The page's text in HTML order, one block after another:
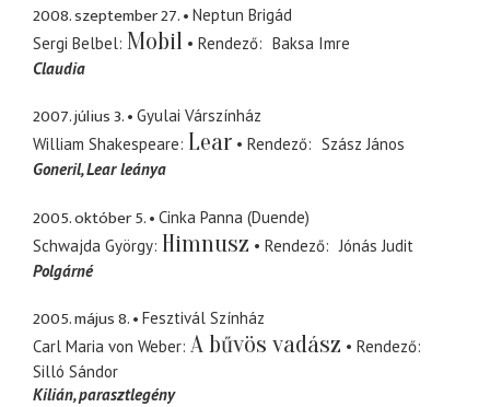
2008. szeptember 27.
Neptun Brigád
Sergi Belbel Mobil Rendező
Baksa Imre
Claudia
2007. július 3.
Gyulai Várszínház
William Shakespeare Lear Rendező
Szász János
Goneril Lear leánya
2005. október 5.
Cinka Panna (Duende)
Schwajda György Himnusz Rendező
Jónás Judit
Polgárné
2005. május 8.
Fesztivál Színház
Carl Maria von Weber A bűvös vadász
Rendező
Silló Sándor
Kilián parasztlegény